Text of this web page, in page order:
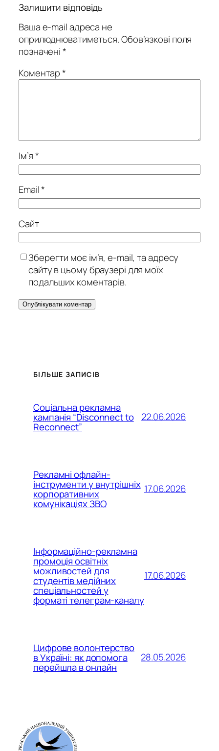
Залишити відповідь
Ваша e-mail адреса не
оприлюднюватиметься.Обов’язкові поля
позначені*
Коментар*
Ім’я*
Email*
Сайт
Зберегти моє ім’я, e-mail, та адресу
сайту в цьому браузері для моїх
подальших коментарів.
БІЛЬШЕ ЗАПИСІВ
Соціальна рекламна
кампанія “Disconnect to
Reconnect”
22.06.2026
Рекламні офлайн-
інструменти у внутрішніх
корпоративних
комунікаціях ЗВО
17.06.2026
Інформаційно-рекламна
промоція освітніх
можливостей для
студентів медійних
спеціальностей у
форматі телеграм-каналу
17.06.2026
Цифрове волонтерство
в Україні: як допомога
перейшла в онлайн
28.05.2026